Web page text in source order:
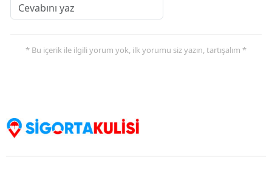
* Bu içerik ile ilgili yorum yok, ilk yorumu siz yazın, tartışalım *